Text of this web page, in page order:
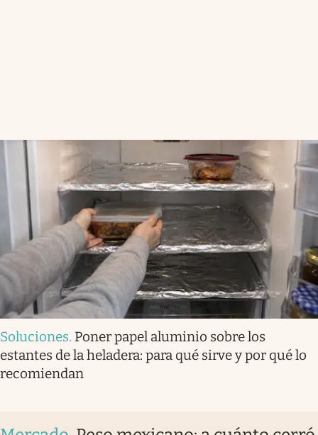
Soluciones. Poner papel aluminio sobre los
estantes de la heladera: para qué sirve y por qué lo
recomiendan